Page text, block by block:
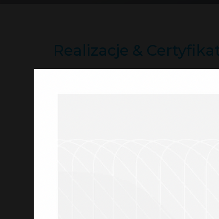
Realizacje &